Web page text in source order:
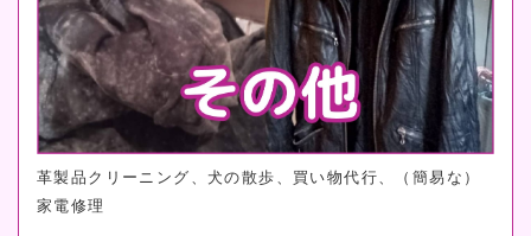
革製品クリーニング、犬の散歩、買い物代行、（簡易な）
家電修理